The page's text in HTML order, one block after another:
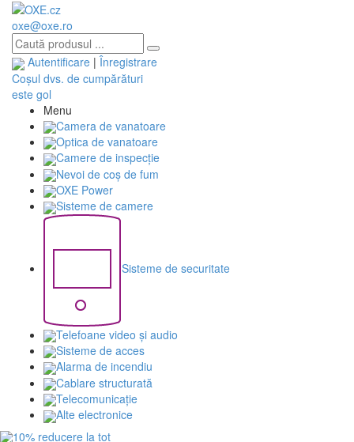
oxe@oxe.ro
Autentificare | Înregistrare
Coșul dvs. de cumpărături
este gol
Menu
Camera de vanatoare
Optica de vanatoare
Camere de inspecție
Nevoi de coș de fum
OXE Power
Sisteme de camere
Sisteme de securitate
Telefoane video și audio
Sisteme de acces
Alarma de incendiu
Cablare structurată
Telecomunicaţie
Alte electronice